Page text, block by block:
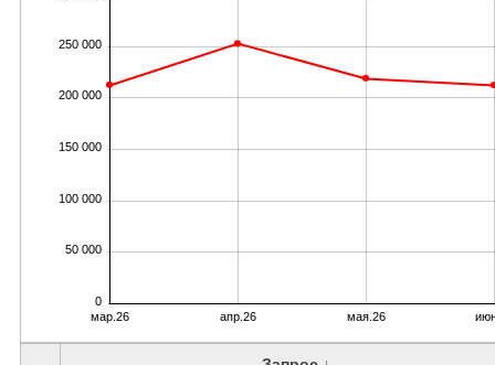
0
50 000
100 000
150 000
200 000
250 000
мар.26 апр.26 мая.26